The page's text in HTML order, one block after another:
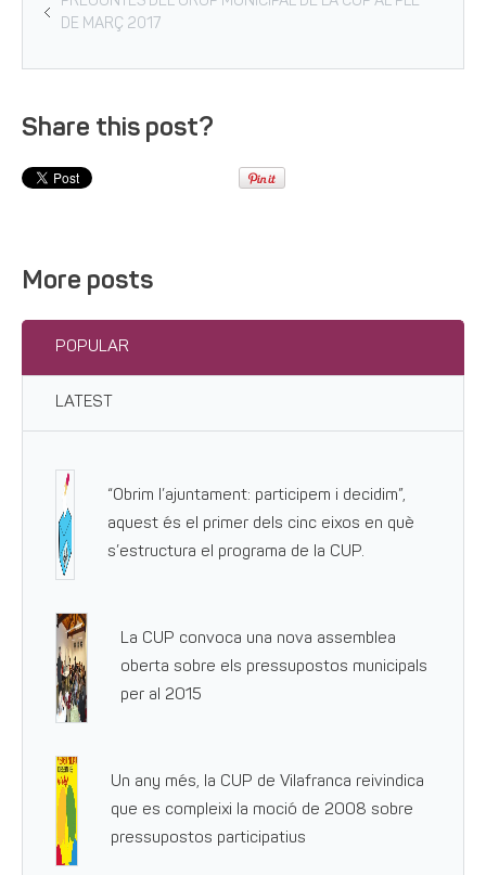
DE MARÇ 2017
Share this post?
More posts
POPULAR
LATEST
“Obrim l’ajuntament: participem i decidim”,
aquest és el primer dels cinc eixos en què
s’estructura el programa de la CUP.
La CUP convoca una nova assemblea
oberta sobre els pressupostos municipals
per al 2015
Un any més, la CUP de Vilafranca reivindica
que es compleixi la moció de 2008 sobre
pressupostos participatius